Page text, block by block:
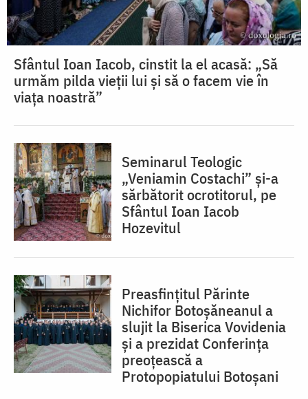
Sfântul Ioan Iacob, cinstit la el acasă: „Să
urmăm pilda vieții lui și să o facem vie în
viața noastră”
Seminarul Teologic
„Veniamin Costachi” și-a
sărbătorit ocrotitorul, pe
Sfântul Ioan Iacob
Hozevitul
Preasfințitul Părinte
Nichifor Botoșăneanul a
slujit la Biserica Vovidenia
și a prezidat Conferința
preoțească a
Protopopiatului Botoșani